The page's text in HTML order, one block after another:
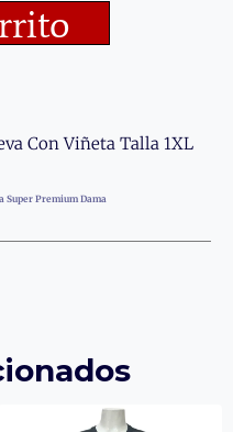
Con Viñeta Talla 1XL
Super Premium Dama